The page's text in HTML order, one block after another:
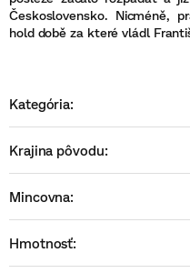
Československo. Nicméně,
hold době za které vládl
Kategória:
Krajina pôvodu:
Mincovna:
Hmotnosť: